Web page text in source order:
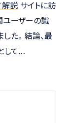
解説 サイトに訪
ユーザーの識
た。 結論、最
して…